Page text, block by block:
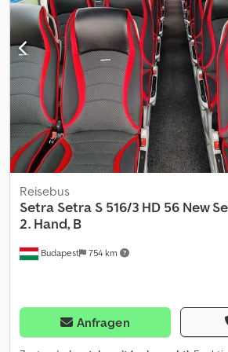
Klimaautomatik * Fahrerplatzklimatisierung
* Videoanlage mit Flachbildschirmen *
Mitteleinstieg und Heck Dcodpezp Azmsfx
Überwachungsmonitor für Fahrer * 51+ 2
TÜV / AU auf Wunsch neu * Irrtum und
vorbehalten
Budapest 754 km
Reisebus
Setra Setra S 516/3 HD 56 New
2. Hand, B
Anfragen